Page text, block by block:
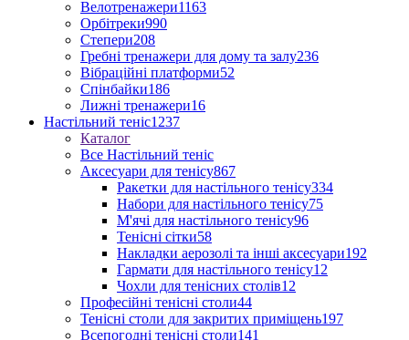
Велотренажери1163
Орбітреки990
Степери208
Гребні тренажери для дому та залу236
Вібраційні платформи52
Спінбайки186
Лижні тренажери16
Настільний теніс1237
Каталог
Все Настільний теніс
Аксесуари для тенісу867
Ракетки для настільного тенісу334
Набори для настільного тенісу75
М'ячі для настільного тенісу96
Тенісні сітки58
Накладки аерозолі та інші аксесуари192
Гармати для настільного тенісу12
Чохли для тенісних столів12
Професійні тенісні столи44
Тенісні столи для закритих приміщень197
Всепогодні тенісні столи141